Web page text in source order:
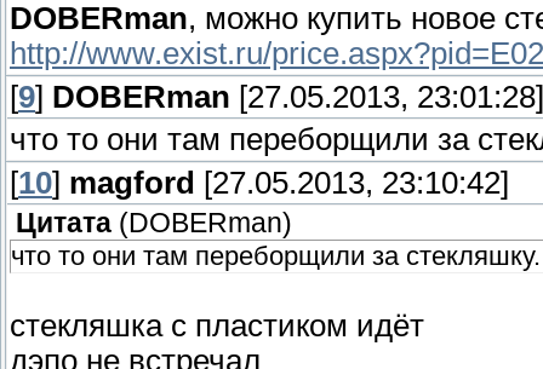
DOBERman, можно купить новое
http://www.exist.ru/
[9] DOBERman [27.05.2013, 23:01:28]
что то они там переборщили за
[10] magford [27.05.2013, 23:10:42]
Цитата ( DOBERman)
что то они там переборщили за
стекляшка с пластиком идёт
дэпо не встречал